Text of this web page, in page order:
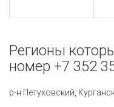
Регионы
номер +7 352
р-н Петуховский,